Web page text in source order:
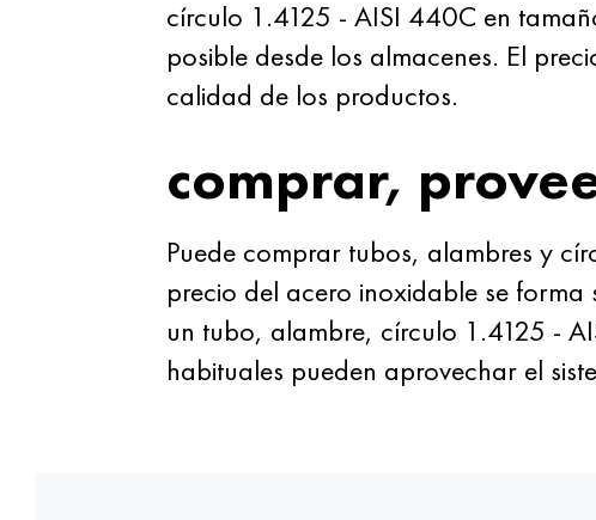
círculo 1.4125 - AISI 440C en
posible desde los almacenes. El
calidad de los productos.
comprar,
Puede comprar tubos, alambres y
precio del acero inoxidable se
un tubo, alambre, círculo 1.4125 -
habituales pueden aprovechar el